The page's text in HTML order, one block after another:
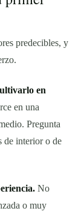
predecibles, y
en
en una
Pregunta
de interior o de
No
o muy